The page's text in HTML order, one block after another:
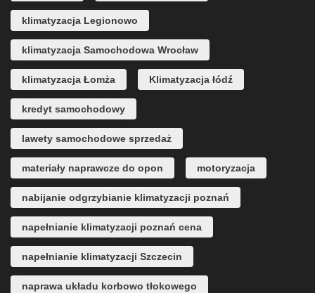
klimatyzacja Legionowo
klimatyzacja Samochodowa Wrocław
klimatyzacja Łomża Klimatyzacja łódź
kredyt samochodowy
lawety samochodowe sprzedaż
materiały naprawcze do opon motoryzacja
nabijanie odgrzybianie klimatyzacji poznań
napełnianie klimatyzacji poznań cena
napełnianie klimatyzacji Szczecin
naprawa układu korbowo tłokowego